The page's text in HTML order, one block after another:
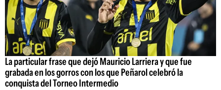
La particular frase que dejó Mauricio Larriera y que fue
grabada en los gorros con los que Peñarol celebró la
conquista del Torneo Intermedio